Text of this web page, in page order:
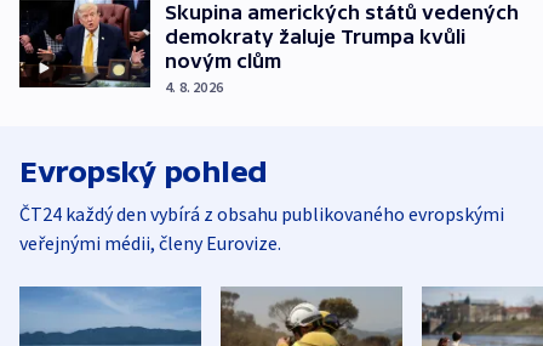
Skupina amerických států vedených
demokraty žaluje Trumpa kvůli
novým clům
4. 8. 2026
Evropský pohled
ČT24 každý den vybírá z obsahu publikovaného evropskými
veřejnými médii, členy Eurovize.